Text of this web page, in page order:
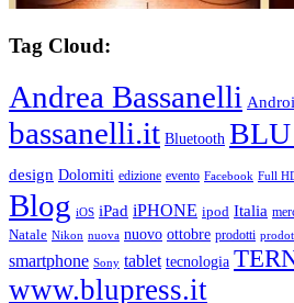
Tag Cloud:
Andrea Bassanelli
bassanelli.it Bluetooth BLU
design Dolomiti edizione evento Facebook Full
Blog iOS iPad iPHONE ipod Italia
Natale Nikon nuova nuovo ottobre prodotti
smartphone Sony tablet tecnologia
www.blupress.it